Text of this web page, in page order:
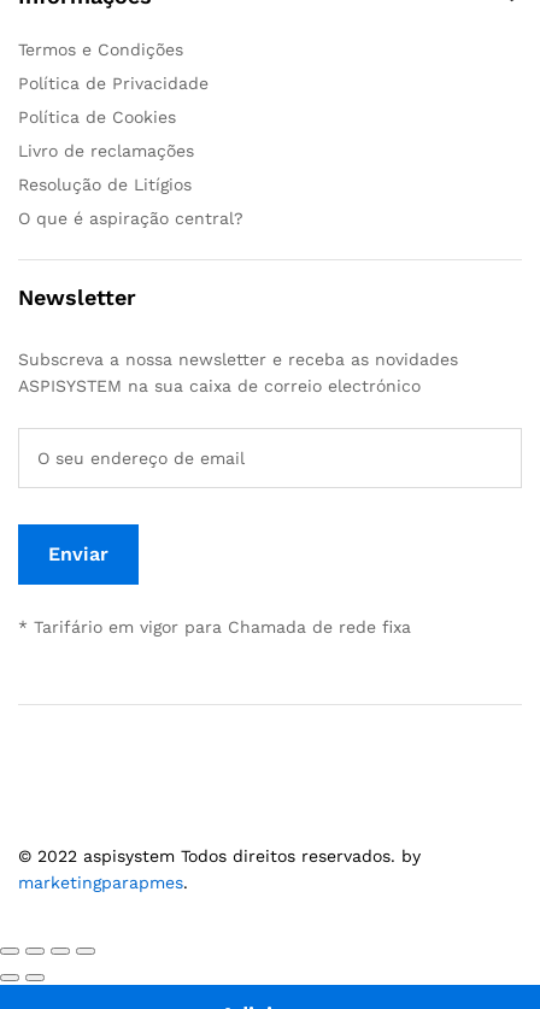
Termos e Condições
Política de Privacidade
Política de Cookies
Livro de reclamações
Resolução de Litígios
O que é aspiração central?
Newsletter
Subscreva a nossa newsletter e receba as novidades
ASPISYSTEM na sua caixa de correio electrónico
* Tarifário em vigor para Chamada de rede fixa
© 2022 aspisystem Todos direitos reservados. by
marketingparapmes.